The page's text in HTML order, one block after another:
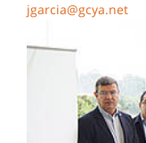
jgarcia@gcya.net